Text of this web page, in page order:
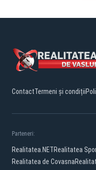
ContactTermeni și condiții
Parteneri:
Realitatea.NETRealitatea
Realitatea de Covasna